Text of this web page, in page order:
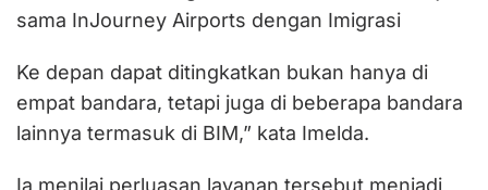
sama InJourney Airports dengan Imigrasi
Ke depan dapat ditingkatkan bukan hanya di
empat bandara, tetapi juga di beberapa bandara
lainnya termasuk di BIM,” kata Imelda.
Ia menilai perluasan layanan tersebut menjadi